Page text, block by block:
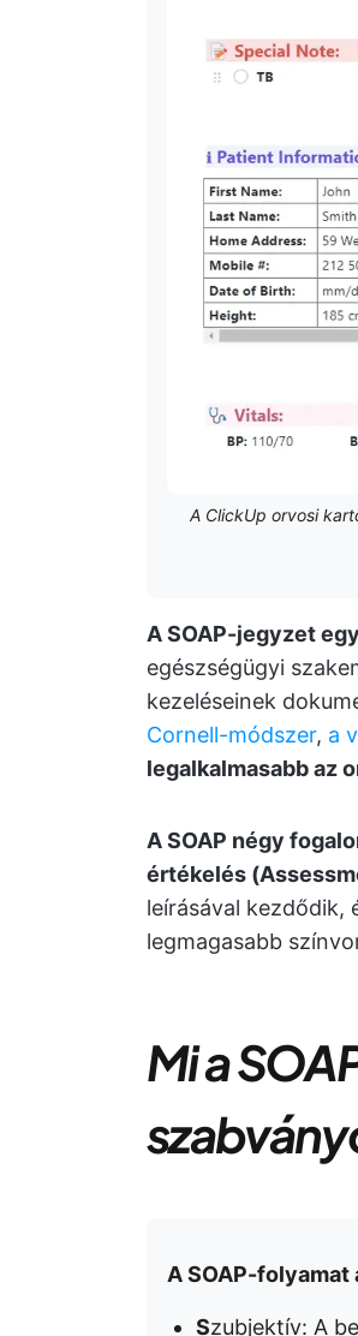
A ClickUp orvosi
A SOAP-jegyzet
egészségügyi
kezeléseinek
Cornell-módszer, a
legalkalmasabb az
A SOAP négy
értékelés
leírásával kezdődik,
legmagasabb
Mi a
A SOAP-
Szubjektív: A